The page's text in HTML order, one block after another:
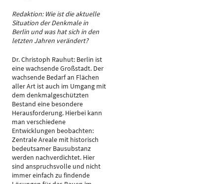
Redaktion: Wie ist die aktuelle
Situation der Denkmale in
Berlin und was hat sich in den
letzten Jahren verändert?
Dr. Christoph Rauhut: Berlin ist
eine wachsende Großstadt. Der
wachsende Bedarf an Flächen
aller Art ist auch im Umgang mit
dem denkmalgeschützten
Bestand eine besondere
Herausforderung. Hierbei kann
man verschiedene
Entwicklungen beobachten:
Zentrale Areale mit historisch
bedeutsamer Bausubstanz
werden nachverdichtet. Hier
sind anspruchsvolle und nicht
immer einfach zu findende